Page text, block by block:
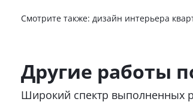
Смотрите также: дизайн интерьера
Другие работы
Широкий спектр выполненных